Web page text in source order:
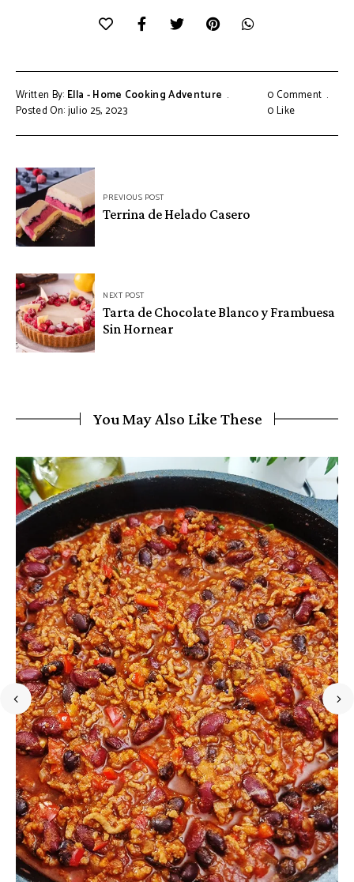
Written By: Ella - Home Cooking Adventure
Posted On: julio 25, 2023
0 Comment
0Like
Navegación
de
entradas
PREVIOUS POST
Terrina de Helado Casero
NEXT POST
Tarta de Chocolate Blanco y Frambuesa
Sin Hornear
You May Also Like These